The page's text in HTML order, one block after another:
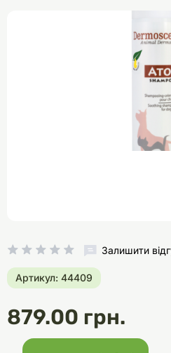
Залишити
Артикул: 44409
879.00 грн.